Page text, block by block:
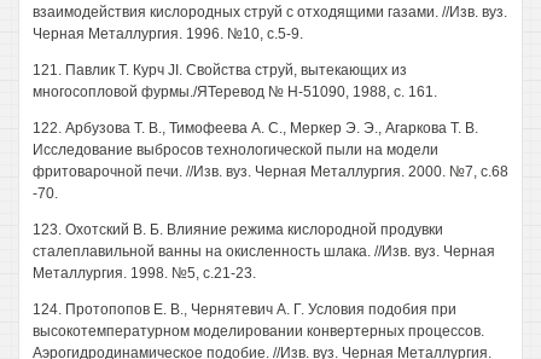
взаимодействия кислородных струй с отходящими газами. //Изв. вуз.
Черная Металлургия. 1996. №10, с.5-9.
121. Павлик Т. Курч JI. Свойства струй, вытекающих из
многосопловой фурмы./ЯТеревод № Н-51090, 1988, с. 161.
122. Арбузова Т. В., Тимофеева А. С., Меркер Э. Э., Агаркова Т. В.
Исследование выбросов технологической пыли на модели
фритоварочной печи. //Изв. вуз. Черная Металлургия. 2000. №7, с.68
-70.
123. Охотский В. Б. Влияние режима кислородной продувки
сталеплавильной ванны на окисленность шлака. //Изв. вуз. Черная
Металлургия. 1998. №5, с.21-23.
124. Протопопов Е. В., Чернятевич А. Г. Условия подобия при
высокотемпературном моделировании конвертерных процессов.
Аэрогидродинамическое подобие. //Изв. вуз. Черная Металлургия.